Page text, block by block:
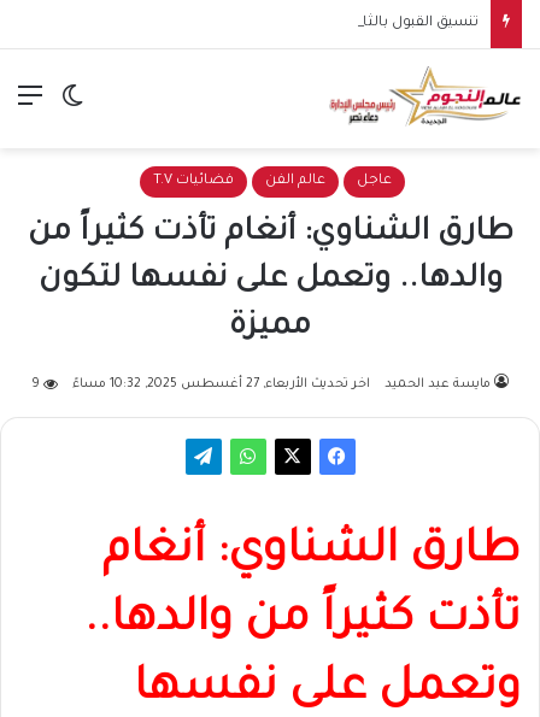
الوضع
عاجل عالم الفن فضائيات T.V
طارق الشناوي: أنغام تأذت كثيراً من
والدها.. وتعمل على نفسها لتكون
مميزة
مايسة عبد الحميد اخر تحديث الأربعاء, 27 أغسطس 2025, 10:32 مساءً 9
طارق الشناوي: أنغام
تأذت كثيراً من والدها..
وتعمل على نفسها